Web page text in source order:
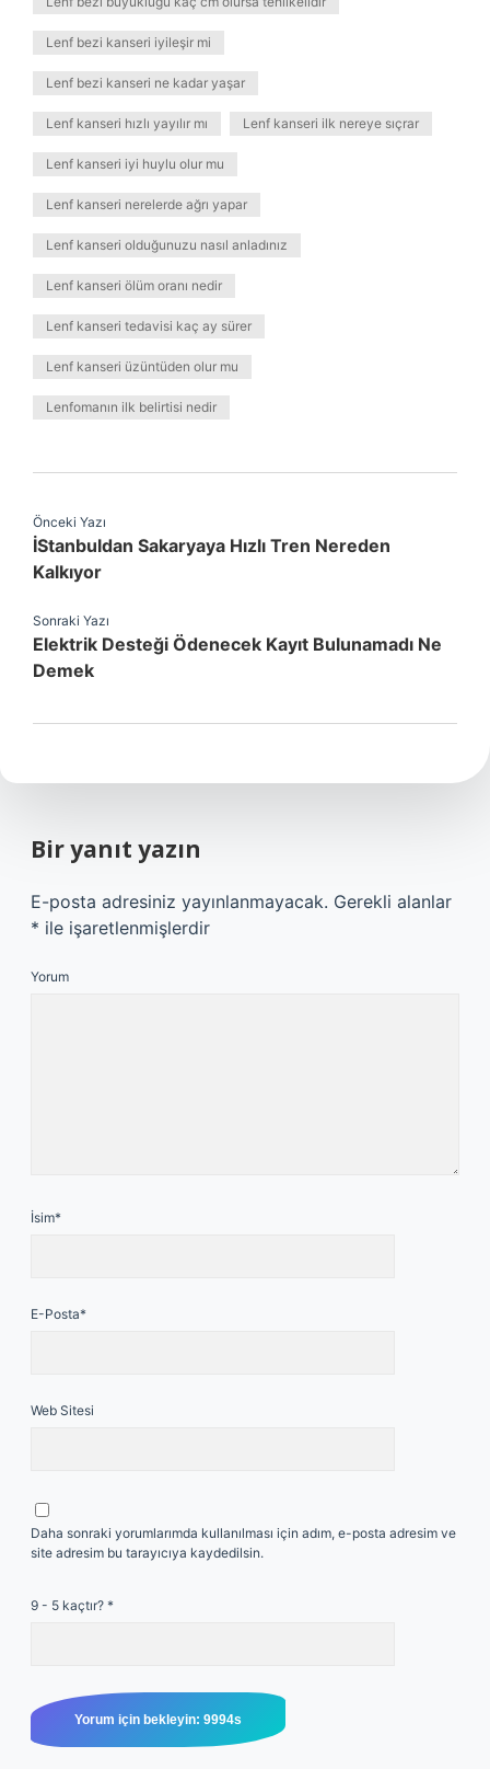
Lenf bezi kanseri iyileşir mi
Lenf bezi kanseri ne kadar yaşar
Lenf kanseri hızlı yayılır mı Lenf kanseri ilk nereye sıçrar
Lenf kanseri iyi huylu olur mu
Lenf kanseri nerelerde ağrı yapar
Lenf kanseri olduğunuzu nasıl anladınız
Lenf kanseri ölüm oranı nedir
Lenf kanseri tedavisi kaç ay sürer
Lenf kanseri üzüntüden olur mu
Lenfomanın ilk belirtisi nedir
Önceki Yazı
İStanbuldan Sakaryaya Hızlı Tren Nereden
Kalkıyor
Sonraki Yazı
Elektrik Desteği Ödenecek Kayıt Bulunamadı Ne
Demek
Bir yanıt yazın
E-posta adresiniz yayınlanmayacak. Gerekli alanlar
* ile işaretlenmişlerdir
Yorum
İsim*
E-Posta*
Web Sitesi
Daha sonraki yorumlarımda kullanılması için adım, e-posta adresim ve
site adresim bu tarayıcıya kaydedilsin.
9 - 5 kaçtır? *